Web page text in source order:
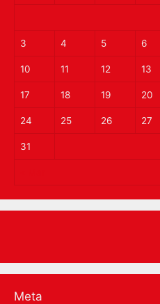
3 4 5 6
10 11 12 13
17 18 19 20
24 25 26 27
31
Meta